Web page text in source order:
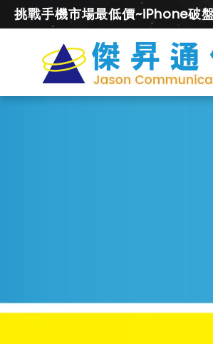
挑戰手機市場最低價~iPhone破